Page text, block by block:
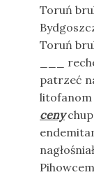
Toruń
Toruń
___
patrzeć
litofanom
ceny
Pihowcem